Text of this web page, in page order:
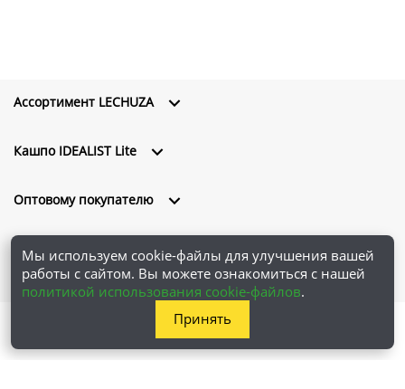
Ассортимент LECHUZA
Кашпо IDEALIST Lite
Оптовому покупателю
О компании
Мы используем cookie-файлы для улучшения вашей
работы с сайтом. Вы можете ознакомиться с нашей
политикой использования cookie-файлов.
Принять